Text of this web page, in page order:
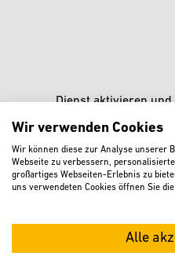
Dienst aktivieren
einverstanden, dass Ihre
Dort können Sie
Wir verwenden Cookies
Wir können diese zur Analyse unserer
Webseite zu verbessern,
großartiges Webseiten-Erlebnis zu
uns verwendeten Cookies öffnen Sie
Alle